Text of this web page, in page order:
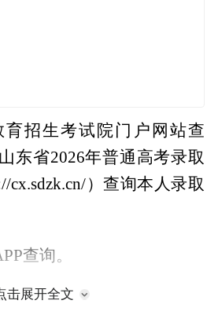
育招生考试院门户网站查
东省2026年普通高考录取
cx.sdzk.cn/）查询本人录取
查询。
务平台查询。
击展开全文